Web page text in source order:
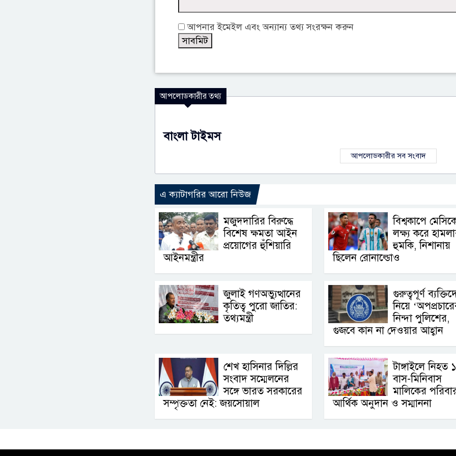
আপনার ইমেইল এবং অন্যান্য তথ্য সংরক্ষন করুন
আপলোডকারীর তথ্য
বাংলা টাইমস
আপলোডকারীর সব সংবাদ
এ ক্যাটাগরির আরো নিউজ
মজুদদারির বিরুদ্ধে
বিশেষ ক্ষমতা আইন
প্রয়োগের হুঁশিয়ারি
আইনমন্ত্রীর
বিশ্বকাপে
লক্ষ্য করে
হুমকি, নিশানায়
ছিলেন রোনাল্ডোও
জুলাই গণঅভ্যুত্থানের
কৃতিত্ব পুরো জাতির:
তথ্যমন্ত্রী
গুরুত্বপূর্ণ
নিয়ে
নিন্দা পুলিশের,
গুজবে কান না দেওয়ার আহ্বান
শেখ হাসিনার দিল্লির
সংবাদ সম্মেলনের
সঙ্গে ভারত সরকারের
সম্পৃক্ততা নেই: জয়সোয়াল
টাঙ্গাইলে নিহত
বাস-মিনিবাস
মালিকের
আর্থিক অনুদান ও সম্মাননা